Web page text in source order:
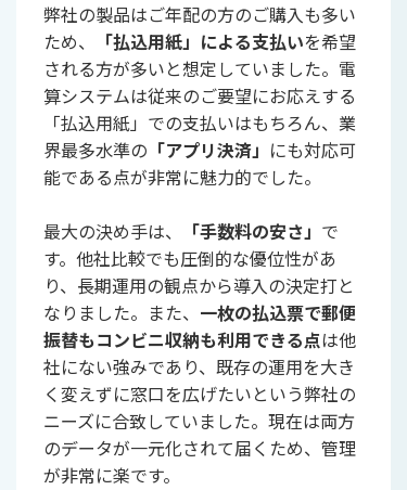
弊社の製品はご年配の方のご購入も多い
ため、
「払込用紙」による支払いを希望
される方が多いと想定していました。電
算システムは従来のご要望にお応えする
「払込用紙」での支払いはもちろん、業
界最多水準の 「アプリ決済」 にも対応可
能である点が非常に魅力的でした。
最大の決め手は、 「手数料の安さ」 で
す。他社比較でも圧倒的な優位性があ
り、長期運用の観点から導入の決定打と
なりました。また、 一枚の払込票で郵便
振替もコンビニ収納も利用できる点は他
社にない強みであり、既存の運用を大き
く変えずに窓口を広げたいという弊社の
ニーズに合致していました。現在は両方
のデータが一元化されて届くため、管理
が非常に楽です。